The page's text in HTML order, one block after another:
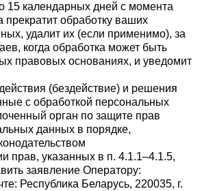
15 календарных дней с момента
прекратит обработку ваших
удалит их (если применимо), за
когда обработка может быть
правовых основаниях, и уведомит
(бездействие) и решения
с обработкой персональных
орган по защите прав
данных в порядке,
прав, указанных в п. 4.1.1–4.1.5,
заявление Оператору:
Республика Беларусь, 220035, г.